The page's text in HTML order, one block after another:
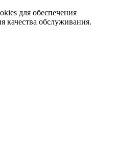
для обеспечения
качества обслуживания.